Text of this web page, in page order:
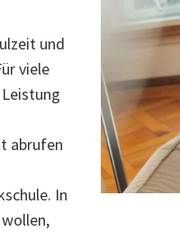
und
viele
abrufen
In